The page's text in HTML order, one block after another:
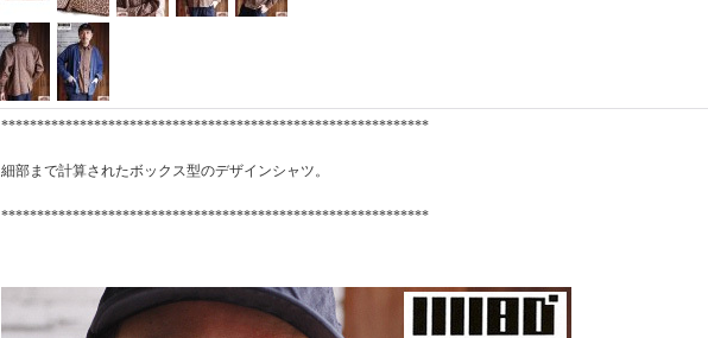
************************************************************
細部まで計算されたボックス型のデザインシャツ。
************************************************************